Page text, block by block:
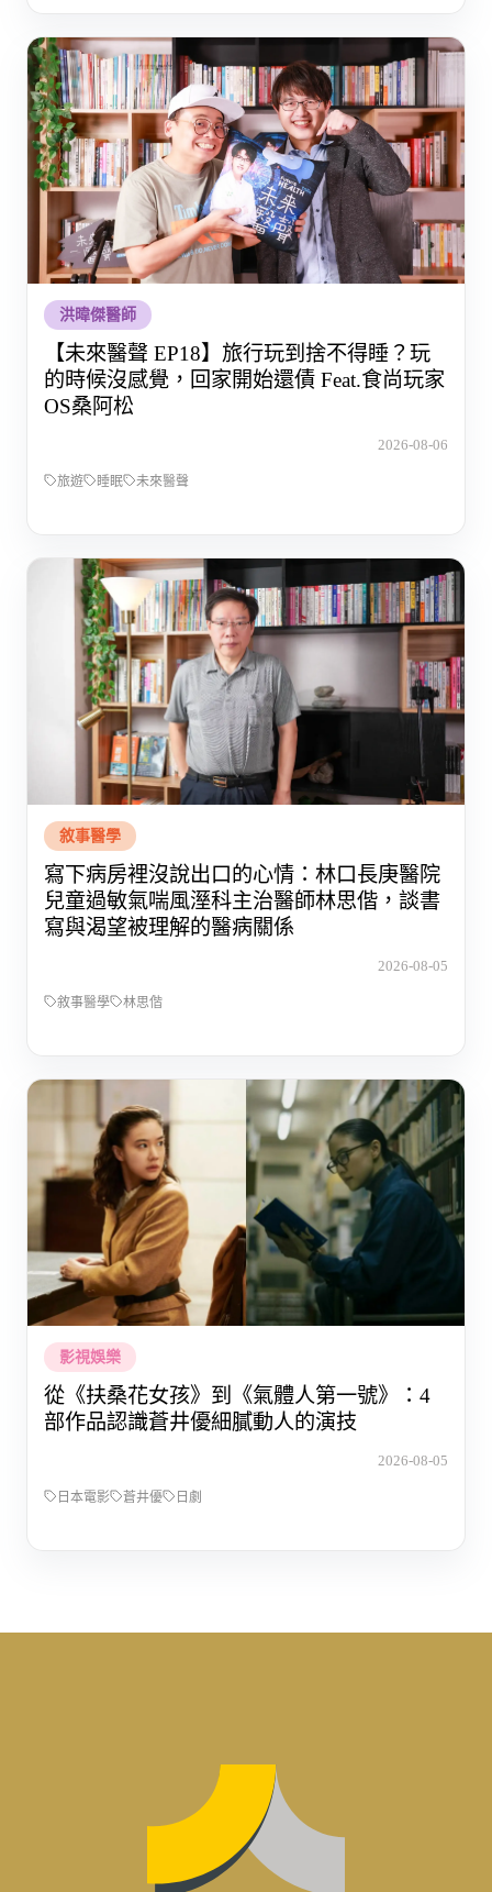
洪暐傑醫師
【未來醫聲 EP18】旅行玩到捨不得睡？玩
的時候沒感覺，回家開始還債 Feat.食尚玩家
OS桑阿松
2026-08-06
旅遊 睡眠 未來醫聲
敘事醫學
寫下病房裡沒說出口的心情：林口長庚醫院
兒童過敏氣喘風溼科主治醫師林思偕，談書
寫與渴望被理解的醫病關係
2026-08-05
敘事醫學 林思偕
影視娛樂
從《扶桑花女孩》到《氣體人第一號》：4
部作品認識蒼井優細膩動人的演技
2026-08-05
日本電影 蒼井優 日劇